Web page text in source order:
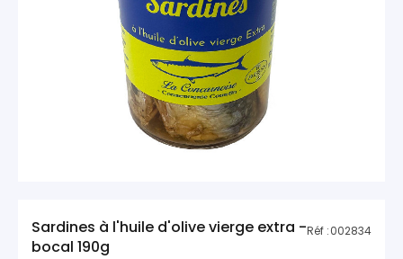
Sardines à l'huile d'olive vierge extra -
bocal 190g
Réf :002834